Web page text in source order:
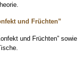
und Früchten”
und Früchten”